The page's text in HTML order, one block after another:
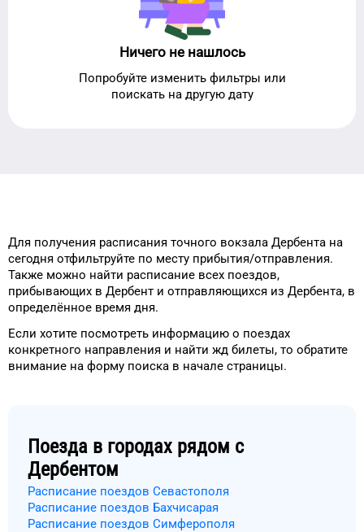
Ничего не нашлось
Попробуйте изменить фильтры или
поискать на другую дату
Для получения расписания точного вокзала Дербента на
сегодня отфильтруйте по месту прибытия/отправления.
Также можно найти расписание всех поездов,
прибывающих в Дербент и отправляющихся из Дербента, в
определённое время дня.
Если хотите посмотреть информацию о поездах
конкретного направления и найти жд билеты, то обратите
внимание на форму поиска в начале страницы.
Поезда в городах рядом с
Дербентом
Расписание поездов Севастополя
Расписание поездов Бахчисарая
Расписание поездов Симферополя